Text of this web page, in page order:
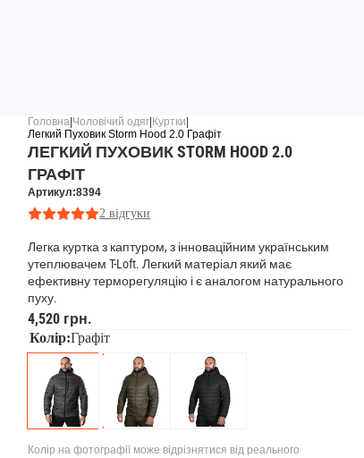
Головна Чоловічий одяг Куртки
Легкий Пуховик Storm Hood 2.0 Графіт
ЛЕГКИЙ ПУХОВИК STORM HOOD 2.0
ГРАФІТ
Артикул:8394
2 відгуки
Легка куртка з каптуром, з інноваційним українським
утеплювачем T-Loft. Легкий матеріал який має
ефективну терморегуляцію і є аналогом натурального
пуху.
4,520 грн.
Колір:Графіт
Колір на фотографії може відрізнятися від реального